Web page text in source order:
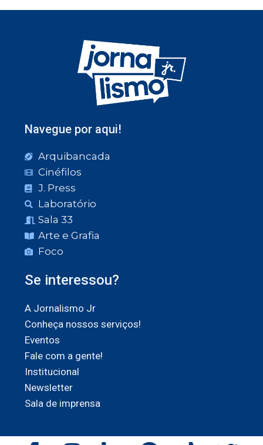
Navegue por aqui!
Arquibancada
Cinéfilos
J. Press
Laboratório
Sala 33
Arte e Grafia
Foco
Se interessou?
A Jornalismo Jr
Conheça nossos serviços!
Eventos
Fale com a gente!
Institucional
Newsletter
Sala de imprensa